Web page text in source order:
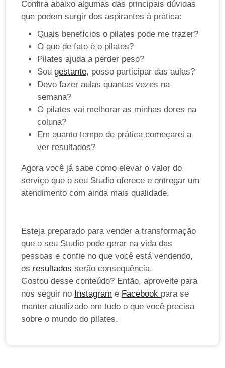
Confira abaixo algumas das principais dúvidas
que podem surgir dos aspirantes à prática:
Quais benefícios o pilates pode me trazer?
O que de fato é o pilates?
Pilates ajuda a perder peso?
Sou gestante, posso participar das aulas?
Devo fazer aulas quantas vezes na
semana?
O pilates vai melhorar as minhas dores na
coluna?
Em quanto tempo de prática começarei a
ver resultados?
Agora você já sabe como elevar o valor do
serviço que o seu Studio oferece e entregar um
atendimento com ainda mais qualidade.
Esteja preparado para vender a transformação
que o seu Studio pode gerar na vida das
pessoas e confie no que você está vendendo,
os resultados serão consequência.
Gostou desse conteúdo? Então, aproveite para
nos seguir no Instagram e Facebook para se
manter atualizado em tudo o que você precisa
sobre o mundo do pilates.